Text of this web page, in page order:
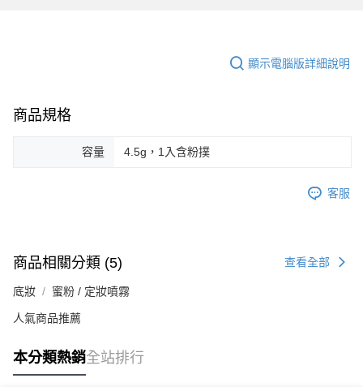
顯示電腦版詳細說明
商品規格
容量 4.5g，1入含粉撲
客服
商品相關分類 (5) 查看全部
底妝 蜜粉 / 定妝噴霧
人氣商品推薦
本分類熱銷全站排行